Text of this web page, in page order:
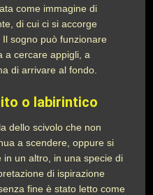
come immagine di
di cui ci si accorge
sogno può funzionare
a cercare appigli, a
di arrivare al fondo.
o labirintico
dello scivolo che non
a scendere, oppure si
un altro, in una specie di
di ispirazione
fine è stato letto come